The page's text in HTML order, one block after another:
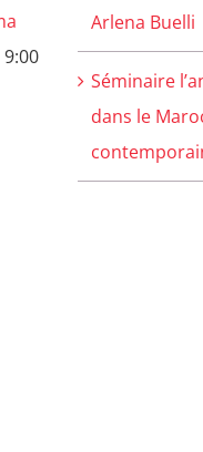
Arlena Buelli
Séminaire
dans le